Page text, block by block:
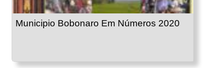
Municipio Bobonaro Em Números 2020